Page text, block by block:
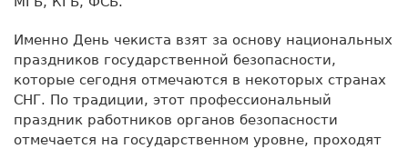
Именно День чекиста взят за основу национальных
праздников государственной безопасности,
которые сегодня отмечаются в некоторых странах
СНГ. По традиции, этот профессиональный
праздник работников органов безопасности
отмечается на государственном уровне, проходят